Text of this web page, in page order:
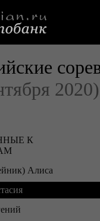
2020)
К
Алиса